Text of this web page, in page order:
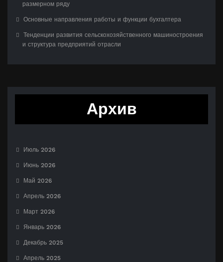
размерном ряду
Основные направления работы и функции бухгалтера
Тенденции развития сельскохозяйственного машиностроения
и структура предприятий отрасли
Архив
Июль 2026
Июнь 2026
Май 2026
Апрель 2026
Март 2026
Январь 2026
Декабрь 2025
Апрель 2025